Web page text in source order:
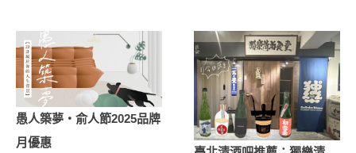
愚人築夢・俞人節2025品牌
月優惠